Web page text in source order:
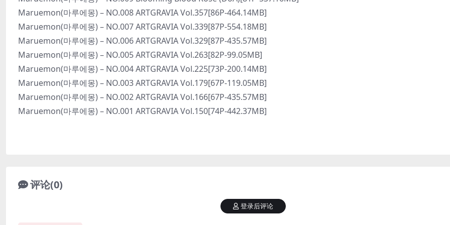
Maruemon(마루에몽) – NO.008 ARTGRAVIA Vol.357[86P-464.14MB]
Maruemon(마루에몽) – NO.007 ARTGRAVIA Vol.339[87P-554.18MB]
Maruemon(마루에몽) – NO.006 ARTGRAVIA Vol.329[87P-435.57MB]
Maruemon(마루에몽) – NO.005 ARTGRAVIA Vol.263[82P-99.05MB]
Maruemon(마루에몽) – NO.004 ARTGRAVIA Vol.225[73P-200.14MB]
Maruemon(마루에몽) – NO.003 ARTGRAVIA Vol.179[67P-119.05MB]
Maruemon(마루에몽) – NO.002 ARTGRAVIA Vol.166[67P-435.57MB]
Maruemon(마루에몽) – NO.001 ARTGRAVIA Vol.150[74P-442.37MB]
评论(0)
登录后评论